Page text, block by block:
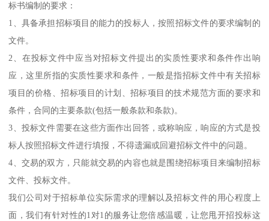
标书编制的要求：
1、具备承担招标项目的能力的投标人，按照招标文件的要求编制的
文件。
2、在投标文件中应当对招标文件提出的实质性要求和条件作出响
应，这里所指的实质性要求和条件，一般是指招标文件中有关招标
项目的价格、招标项目的计划、招标项目的技术规范方面的要求和
条件，合同的主要条款(包括一般条款和条款)。
3、投标文件需要在这些方面作出回答，或称响应，响应的方式是投
标人按照招标文件进行填报，不得遗漏或回避招标文件中的问题。
4、交易的双方，只能就交易的内容也就是围绕招标项目来编制招标
文件、投标文件。
我们公司对于招标单位实际需求的理解以及招标文件的用心程度上
面，我们有针对性的1对1的服务让您倍感温暖，让您甩开招投标这